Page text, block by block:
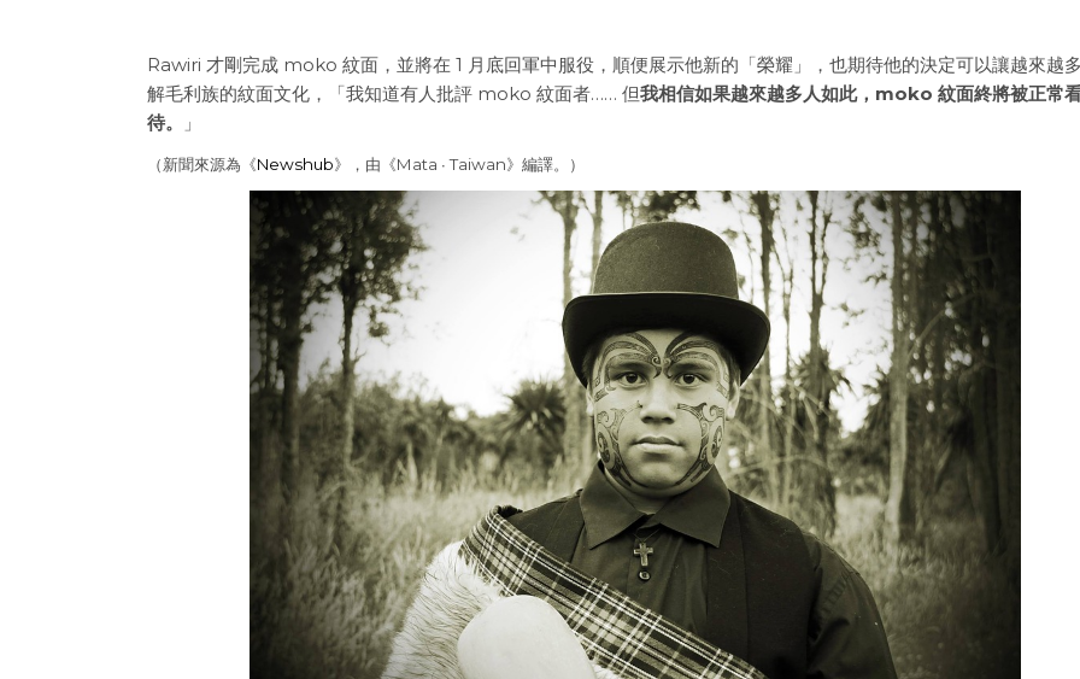
Rawiri 才剛完成 moko 紋面，並將在 1 月底回軍中服役，順便展示他新的「榮耀」，也期待他的決定可以讓越來越
解毛利族的紋面文化，「我知道有人批評 moko 紋面者…… 但我相信如果越來越多人如此，moko 紋面終將被正常
待。
」
（新聞來源為《Newshub》，由《Mata ∙ Taiwan》編譯。）